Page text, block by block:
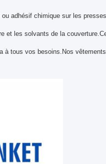
adhésif chimique sur les
et les solvants de la
à tous vos besoins.Nos